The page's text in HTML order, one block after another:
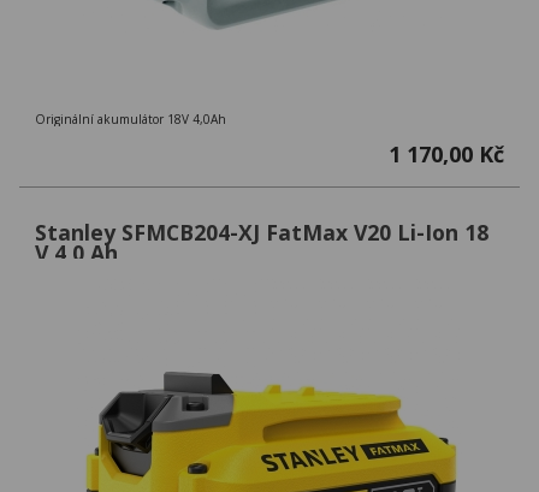
Originální akumulátor 18V 4,0Ah
1 170,00 Kč
Stanley SFMCB204-XJ FatMax V20 Li-Ion 18
V 4,0 Ah